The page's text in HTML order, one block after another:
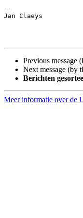
--
Jan Claeys
Previous message
Next message (by
Berichten
Meer informatie over de